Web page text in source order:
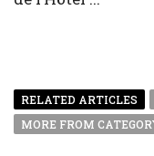
RELATED ARTICLES
MORE FROM